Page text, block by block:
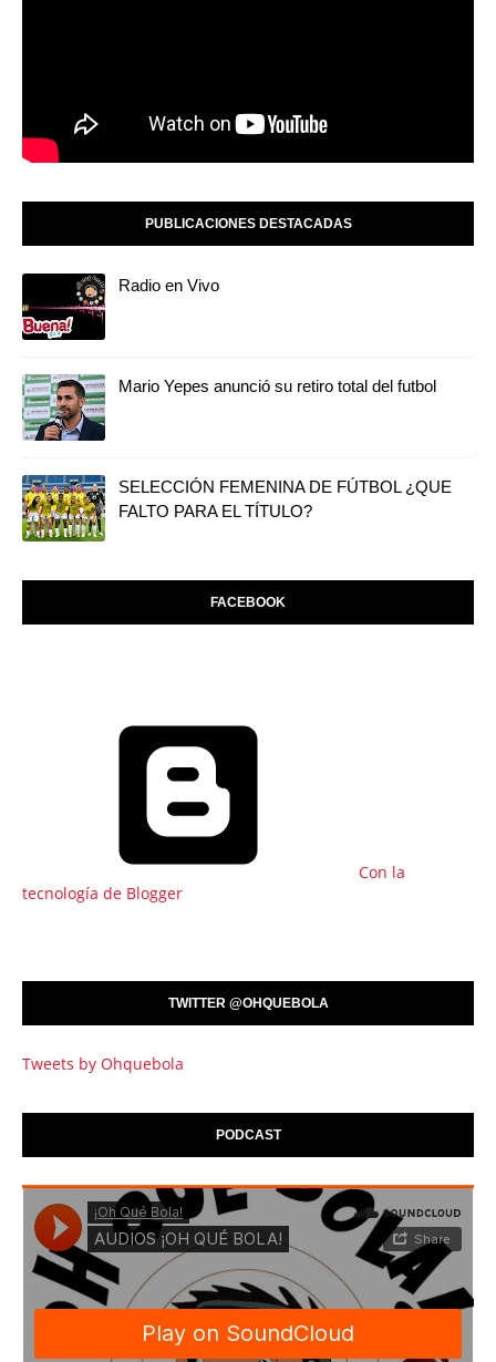
PUBLICACIONES DESTACADAS
Radio en Vivo
Mario Yepes anunció su retiro total del futbol
SELECCIÓN FEMENINA DE FÚTBOL ¿QUE
FALTO PARA EL TÍTULO?
FACEBOOK
Con la
tecnología de Blogger
TWITTER @OHQUEBOLA
Tweets by Ohquebola
PODCAST